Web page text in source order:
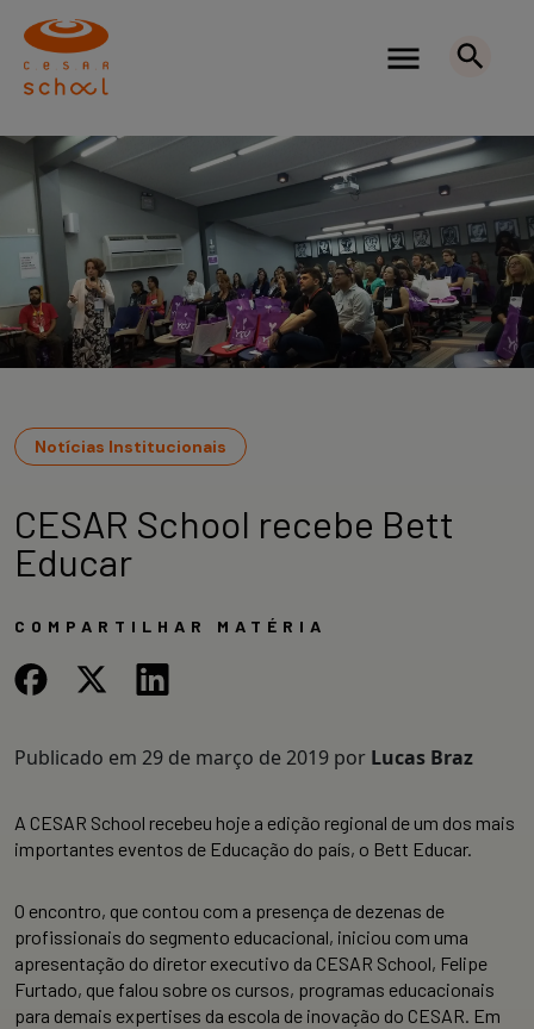
Notícias Institucionais
CESAR School recebe Bett
Educar
COMPARTILHAR MATÉRIA
Publicado em 29 de março de 2019 por Lucas Braz
A CESAR School recebeu hoje a edição regional de um dos mais
importantes eventos de Educação do país, o Bett Educar.
O encontro, que contou com a presença de dezenas de
profissionais do segmento educacional, iniciou com uma
apresentação do diretor executivo da CESAR School, Felipe
Furtado, que falou sobre os cursos, programas educacionais
para demais expertises da escola de inovação do CESAR. Em